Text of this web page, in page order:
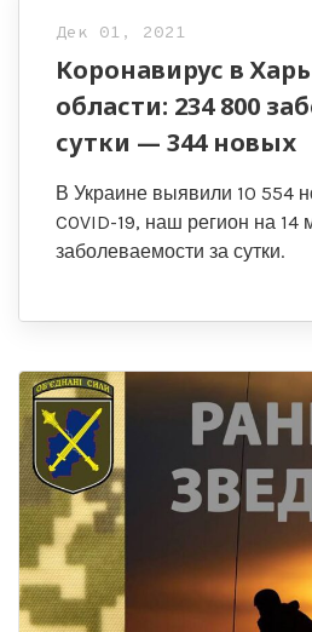
Дек 01, 2021
Коронавирус в
области: 234 800
сутки — 344 новых
В Украине выявили 10 554
COVID-19, наш регион на 14
заболеваемости за сутки.